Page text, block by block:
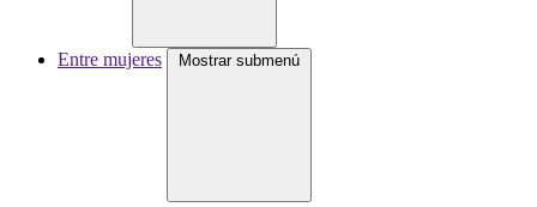
Entre mujeres Mostrar submenú